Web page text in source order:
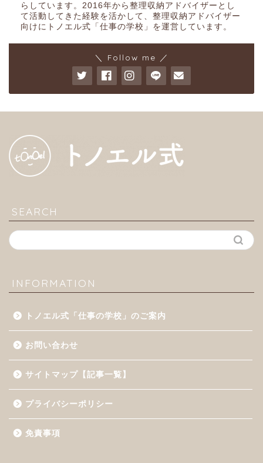
らしています。2016年から整理収納アドバイザーとし
て活動してきた経験を活かして、整理収納アドバイザー
向けにトノエル式「仕事の学校」を運営しています。
＼ Follow me ／
SEARCH
INFORMATION
トノエル式「仕事の学校」のご案内
お問い合わせ
サイトマップ【記事一覧】
プライバシーポリシー
免責事項